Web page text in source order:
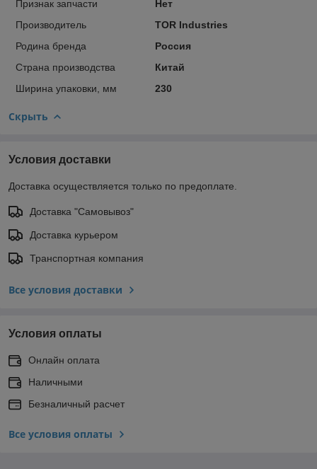
Признак запчасти
Нет
Производитель
TOR Industries
Родина бренда
Россия
Страна производства
Китай
Ширина упаковки, мм
230
Скрыть
Условия доставки
Доставка осуществляется только по предоплате.
Доставка "Самовывоз"
Доставка курьером
Транспортная компания
Все условия доставки
Условия оплаты
Онлайн оплата
Наличными
Безналичный расчет
Все условия оплаты